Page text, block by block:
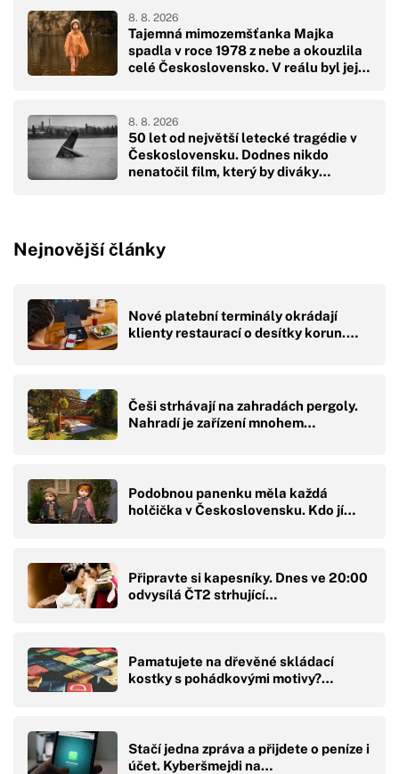
Tajemná mimozemšťanka Majka
spadla v roce 1978 z nebe a okouzlila
celé Československo. V reálu byl její
8. 8. 2026
50 let od největší letecké tragédie v
Československu. Dodnes nikdo
nenatočil film, který by diváky
8. 8. 2026
Nejnovější články
Nové platební terminály okrádají
klienty restaurací o desítky korun.…
Češi strhávají na zahradách pergoly.
Nahradí je zařízení mnohem…
Podobnou panenku měla každá
holčička v Československu. Kdo jí…
Připravte si kapesníky. Dnes ve 20:00
odvysílá ČT2 strhující…
Pamatujete na dřevěné skládací
kostky s pohádkovými motivy?…
Stačí jedna zpráva a přijdete o peníze i
účet. Kyberšmejdi na…